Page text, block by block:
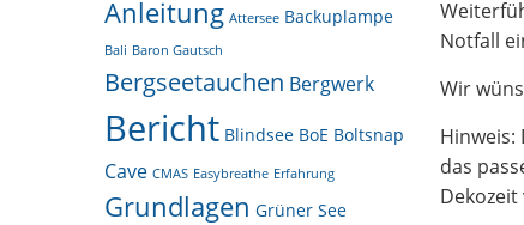
Anleitung Attersee Backuplampe
Bali Baron Gautsch
Bergseetauchen Bergwerk
Bericht Blindsee BoE Boltsnap
Cave CMAS Easybreathe Erfahrung
Grundlagen Grüner See
Notfall
Wir
Hinweis:
das